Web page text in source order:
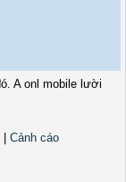
A onl mobile lười
Cảnh cáo